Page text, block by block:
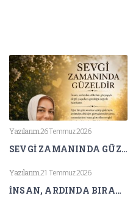
Yazılarım26 Temmuz 2026
SEVGİ ZAMANINDA GÜZELDİR
Yazılarım21 Temmuz 2026
İNSAN, ARDINDA BIRAKTIĞI İZ KADAR YAŞAR